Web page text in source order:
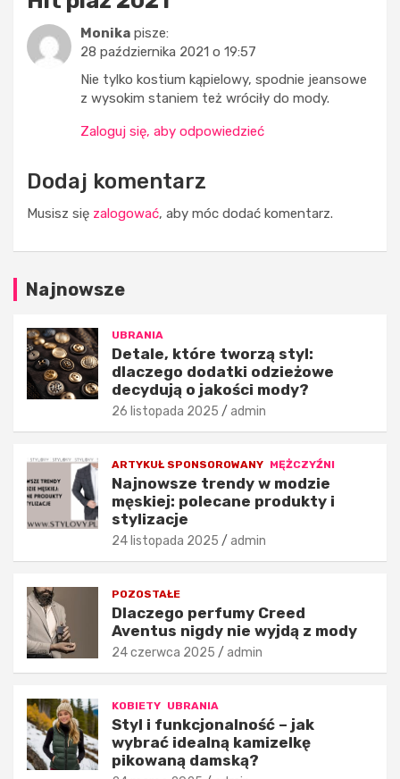
Monika pisze:
28 października 2021 o 19:57
Nie tylko kostium kąpielowy, spodnie jeansowe
z wysokim staniem też wróciły do mody.
Zaloguj się, aby odpowiedzieć
Dodaj komentarz
Musisz się zalogować, aby móc dodać komentarz.
Najnowsze
UBRANIA
Detale, które tworzą styl:
dlaczego dodatki odzieżowe
decydują o jakości mody?
26 listopada 2025 admin
ARTYKUŁ SPONSOROWANY MĘŻCZYŹNI
Najnowsze trendy w modzie
męskiej: polecane produkty i
stylizacje
24 listopada 2025 admin
POZOSTAŁE
Dlaczego perfumy Creed
Aventus nigdy nie wyjdą z mody
24 czerwca 2025 admin
KOBIETY UBRANIA
Styl i funkcjonalność – jak
wybrać idealną kamizelkę
pikowaną damską?
z
ą
a
c
g
o
o
d
a
t
i
d
z
e
o
e
d
e
c
y
u
ą
o
w
s
d
y
w
d
z
e
m
ę
s
i
p
o
e
a
n
e
p
r
d
u
k
t